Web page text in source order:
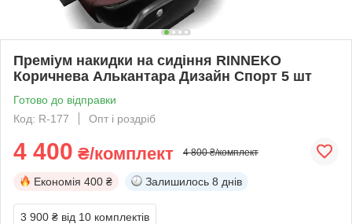
Преміум накидки на сидіння RINNEKO
Коричнева Алькантара Дизайн Спорт 5 шт
Готово до відправки
Код: R-177
Опт і роздріб
4 400 ₴/комплект 4 800 ₴/комплект
Економія 400 ₴ Залишилось 8 днів
3 900 ₴ від 10 комплектів